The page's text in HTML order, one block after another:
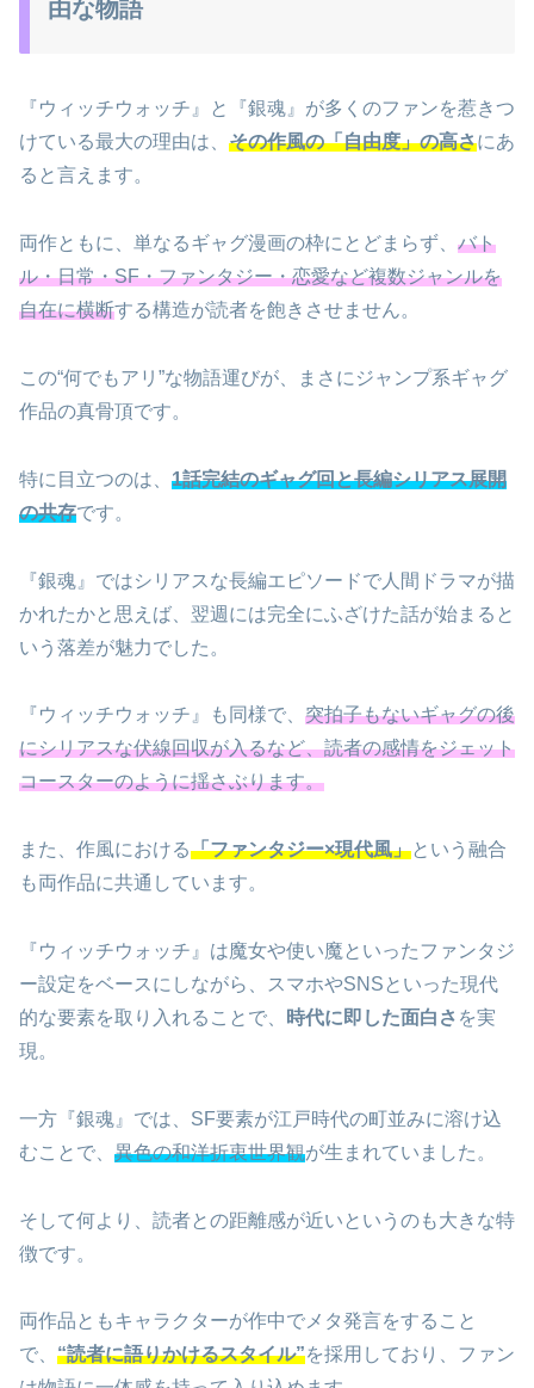
由な物語
『ウィッチウォッチ』と『銀魂』が多くのファンを惹きつ
けている最大の理由は、 その作風の「自由度」の高さにあ
ると言えます。
両作ともに、単なるギャグ漫画の枠にとどまらず、 バト
ル・日常・SF・ファンタジー・恋愛など複数ジャンルを
自在に横断する構造が読者を飽きさせません。
この“何でもアリ”な物語運びが、まさにジャンプ系ギャグ
作品の真骨頂です。
特に目立つのは、 1話完結のギャグ回と長編シリアス展開
の共存です。
『銀魂』ではシリアスな長編エピソードで人間ドラマが描
かれたかと思えば、翌週には完全にふざけた話が始まると
いう落差が魅力でした。
『ウィッチウォッチ』も同様で、 突拍子もないギャグの後
にシリアスな伏線回収が入るなど、読者の感情をジェット
コースターのように揺さぶります。
また、作風における「ファンタジー×現代風」という融合
も両作品に共通しています。
『ウィッチウォッチ』は魔女や使い魔といったファンタジ
ー設定をベースにしながら、スマホやSNSといった現代
的な要素を取り入れることで、
時代に即した面白さ を実
現。
一方『銀魂』では、SF要素が江戸時代の町並みに溶け込
むことで、 異色の和洋折衷世界観が生まれていました。
そして何より、読者との距離感が近いというのも大きな特
徴です。
両作品ともキャラクターが作中でメタ発言をすること
で、 “読者に語りかけるスタイル”を採用しており、ファン